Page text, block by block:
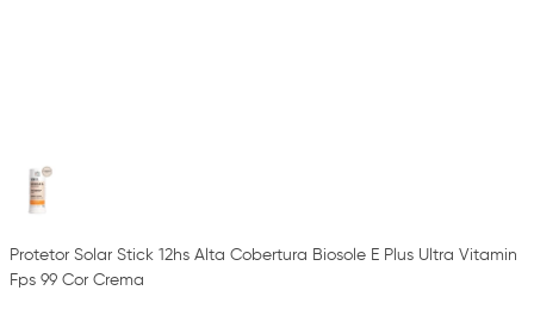
Protetor Solar Stick 12hs Alta Cobertura Biosole E Plus Ultra Vitamin
Fps 99 Cor Crema